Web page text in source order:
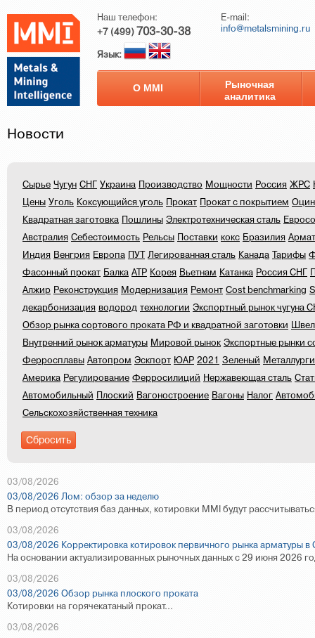
Наш телефон:
+7 (499) 703-30-38
Язык:
E-mail:
info@metalsmining.ru
О ММI
Рыночная
аналитика
Новости
Сырье Чугун СНГ Украина Производство Мощности Россия ЖРС
Цены Уголь Коксующийся уголь Прокат Прокат с покрытием
Квадратная заготовка Пошлины Электротехническая сталь
Австралия Себестоимость Рельсы Поставки кокс Бразилия
Индия Венгрия Европа ПУТ Легированная сталь Канада Тарифы
Фасонный прокат Балка АТР Корея Вьетнам Катанка Россия СНГ
Алжир Реконструкция Модернизация Ремонт Cost benchmarking
декарбонизация водород технологии Экспортный рынок чугуна
Обзор рынка сортового проката РФ и квадратной заготовки
Внутренний рынок арматуры Мировой рынок Экспортные рынки
Ферросплавы Автопром Эскпорт ЮАР 2021 Зеленый
Америка Регулирование Ферросилиций Нержавеющая сталь
Автомобильный Плоский Вагоностроение Вагоны Налог
Сельскохозяйственная техника
03/08/2026
03/08/2026 Лом: обзор за неделю
В период отсутствия баз данных, котировки MMI будут
03/08/2026
03/08/2026 Корректировка котировок первичного рынка арматуры в
На основании актуализированных рыночных данных с 29 июня 2026
03/08/2026
03/08/2026 Обзор рынка плоского проката
Котировки на горячекатаный прокат...
03/08/2026